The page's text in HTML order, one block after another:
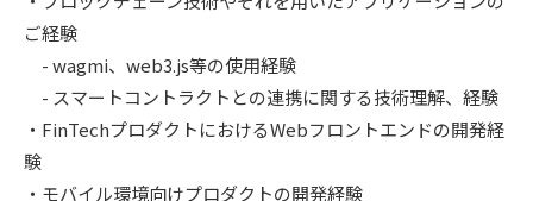
ご経験
- wagmi、web3.js等の使用経験
- スマートコントラクトとの連携に関する技術理解、経験
・FinTechプロダクトにおけるWebフロントエンドの開発経
験
・モバイル環境向けプロダクトの開発経験